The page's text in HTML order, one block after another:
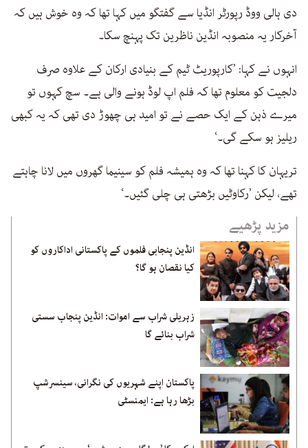
دی ہالی ووڈ رپورٹر انڈیا سے گفتگو میں کہا تھا کہ وہ خوش ہیں کہ
آخرکار یہ منصوبہ انڈین ناظرین تک پہنچ سکا۔
انہوں نے کہا: ’کارپوریٹ ٹیم کے بنیادی ارکان کے علاوہ صرف
دلجیت کو معلوم تھا کہ فلم اپ لوڈ ہونے والی ہے۔ سچ کہوں تو
میرے ذہن کے ایک حصے نے تو امید ہی چھوڑ دی تھی کہ یہ کبھی
ریلیز ہو سکے گی۔‘
تریہان کا کہنا تھا کہ وہ ہمیشہ فلم کو سینیما گھروں میں لانا چاہتے
تھے، لیکن ’رکاوٹیں بڑھتی ہی چلی گئیں۔‘
مزید پڑھیے
انڈین پنجابی فلموں کے پاکستانی اداکاروں کو
کیا نقصان ہو گا؟
زہریلی شراب سے اموات: انڈین پنجاب سستی
شراب بنائے گا
پاکستان اپنے شہریوں کی نگرانی، سینسرشپ
بڑھا رہا ہے: ایمنسٹی